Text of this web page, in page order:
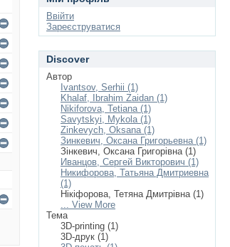
Ввійти
Зареєструватися
Discover
Автор
Ivantsov, Serhii (1)
Khalaf, Ibrahim Zaidan (1)
Nikiforova, Tetiana (1)
Savytskyi, Mykola (1)
Zinkevych, Oksana (1)
Зинкевич, Оксана Григорьевна (1)
Зінкевич, Оксана Григорівна (1)
Иванцов, Сергей Викторович (1)
Никифорова, Татьяна Дмитриевна
(1)
Нікіфорова, Тетяна Дмитрівна (1)
... View More
Тема
3D-printing (1)
3D-друк (1)